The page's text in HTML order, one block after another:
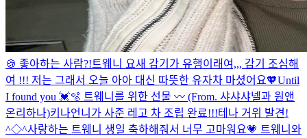
🍪 좋아하는 사람?!트웨니 요새 감기가 유행이래여,,, 감기 조심해
여 !!! 저는 그래서 오늘 아아 대신 따뜻한 유자차 마셨어요🧡Until
I found you 💓🫧 트웨니를 위한 선물 〰️ (From. 샤샤샤넬과 원앤
온리하나)키나언니가 사준 레고 차 조립 완료!!!테나 거위 발견!
^◇^사랑하는 트웨니 생일 축하해줘서 너무 고마워요💗 트웨니와